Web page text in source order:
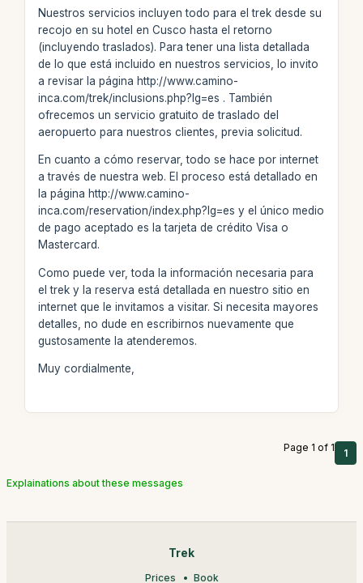
Nuestros servicios incluyen todo para el trek desde su
recojo en su hotel en Cusco hasta el retorno
(incluyendo traslados). Para tener una lista detallada
de lo que está incluido en nuestros servicios, lo invito
a revisar la página http://www.camino-
inca.com/trek/inclusions.php?lg=es . También
ofrecemos un servicio gratuito de traslado del
aeropuerto para nuestros clientes, previa solicitud.
En cuanto a cómo reservar, todo se hace por internet
a través de nuestra web. El proceso está detallado en
la página http://www.camino-
inca.com/reservation/index.php?lg=es y el único medio
de pago aceptado es la tarjeta de crédito Visa o
Mastercard.
Como puede ver, toda la información necesaria para
el trek y la reserva está detallada en nuestro sitio en
internet que le invitamos a visitar. Si necesita mayores
detalles, no dude en escribirnos nuevamente que
gustosamente la atenderemos.
Muy cordialmente,
Page 1 of 1 1
Explainations about these messages
Trek
Prices Book